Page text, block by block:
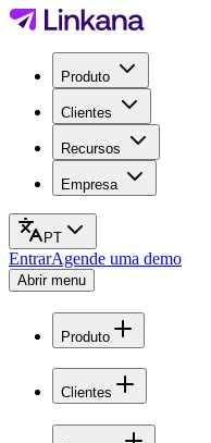
Produto
Clientes
Recursos
Empresa
PT
EntrarAgende uma demo
Abrir menu
Produto
Clientes